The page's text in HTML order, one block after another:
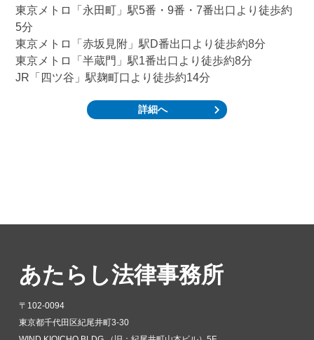
東京メトロ「永田町」駅5番・9番・7番出口より徒歩約
5分
東京メトロ「赤坂見附」駅D番出口より徒歩約8分
東京メトロ「半蔵門」駅1番出口より徒歩約8分
JR「四ツ谷」駅麹町口より徒歩約14分
詳細へ
あたらし法律事務所
〒102-0094
東京都千代田区紀尾井町3-30